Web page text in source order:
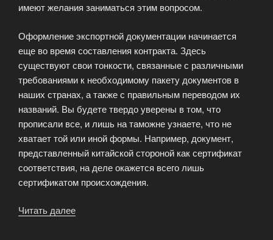
имеют желания заниматься этим вопросом.
Оформление экспортной документации начинается
еще во время составления контракта. Здесь
существуют свои тонкости, связанные с различными
требованиями к необходимому пакету документов в
наших странах, а также с правильным переводом их
названий. Вы будете твердо уверены в том, что
прописали все, и лишь на таможне узнаете, что не
хватает той или иной формы. Например, документ,
представленный китайской стороной как сертификат
соответствия, на деле окажется всего лишь
сертификатом происхождения.
Читать далее